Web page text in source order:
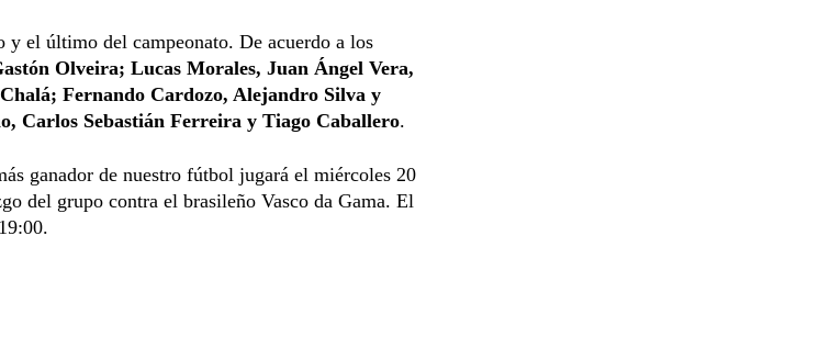
y el último del campeonato. De acuerdo a los
Olveira; Lucas Morales, Juan Ángel Vera,
Fernando Cardozo, Alejandro Silva y
Carlos Sebastián Ferreira y Tiago Caballero.
ganador de nuestro fútbol jugará el miércoles 20
del grupo contra el brasileño Vasco da Gama. El